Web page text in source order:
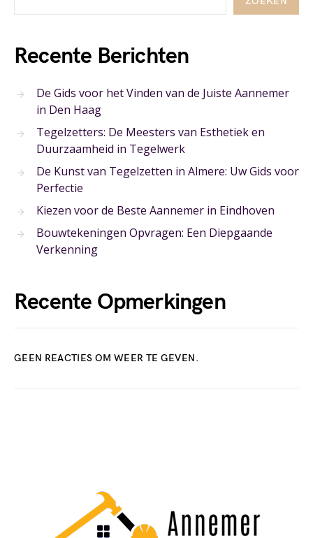
Recente Berichten
De Gids voor het Vinden van de Juiste Aannemer
in Den Haag
Tegelzetters: De Meesters van Esthetiek en
Duurzaamheid in Tegelwerk
De Kunst van Tegelzetten in Almere: Uw Gids voor
Perfectie
Kiezen voor de Beste Aannemer in Eindhoven
Bouwtekeningen Opvragen: Een Diepgaande
Verkenning
Recente Opmerkingen
GEEN REACTIES OM WEER TE GEVEN.